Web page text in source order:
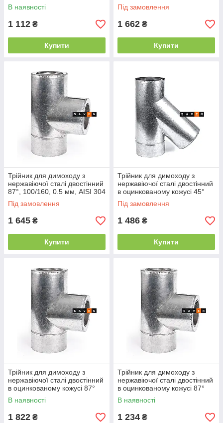
В наявності
1 112 ₴
Купити
Під замовлення
1 662 ₴
Купити
Трійник для димоходу з
нержавіючої сталі двостінний
87°, 100/160, 0.5 мм, AISI 304
Під замовлення
1 645 ₴
Купити
Трійник для димоходу з
нержавіючої сталі двостінний
в оцинкованому кожусі 45°
100/160, 0.5 мм AISI 304
Під замовлення
1 486 ₴
Купити
Трійник для димоходу з
нержавіючої сталі двостінний
в оцинкованому кожусі 87°
110/180, 0.8 мм, AISI 321
В наявності
1 822 ₴
Трійник для димоходу з
нержавіючої сталі двостінний
в оцинкованому кожусі 87°
110/180, 0.5 мм, AISI 201
В наявності
1 234 ₴